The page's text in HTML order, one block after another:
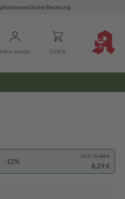
pharmazeutische Beratung
Mein Konto 0,00 €
-12%
AVP: 9,44 €
8,29 €